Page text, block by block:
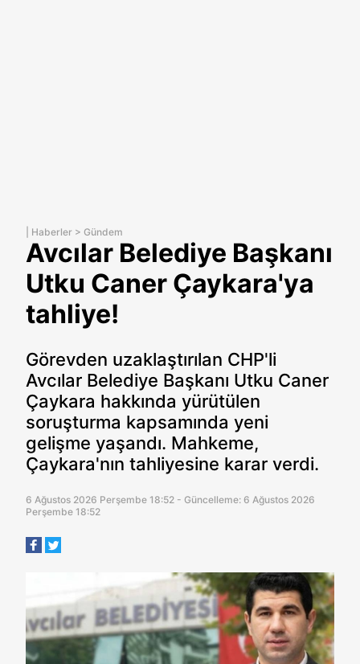
Haberler > Gündem
Avcılar Belediye Başkanı
Utku Caner Çaykara'ya
tahliye!
Görevden uzaklaştırılan CHP'li
Avcılar Belediye Başkanı Utku Caner
Çaykara hakkında yürütülen
soruşturma kapsamında yeni
gelişme yaşandı. Mahkeme,
Çaykara'nın tahliyesine karar verdi.
6 Ağustos 2026 Perşembe 18:52 - Güncelleme: 6 Ağustos 2026
Perşembe 18:52